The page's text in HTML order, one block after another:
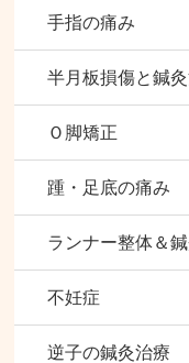
手指の痛み
半月板損傷と鍼
Ｏ脚矯正
踵・足底の痛み
ランナー整体＆
不妊症
逆子の鍼灸治療